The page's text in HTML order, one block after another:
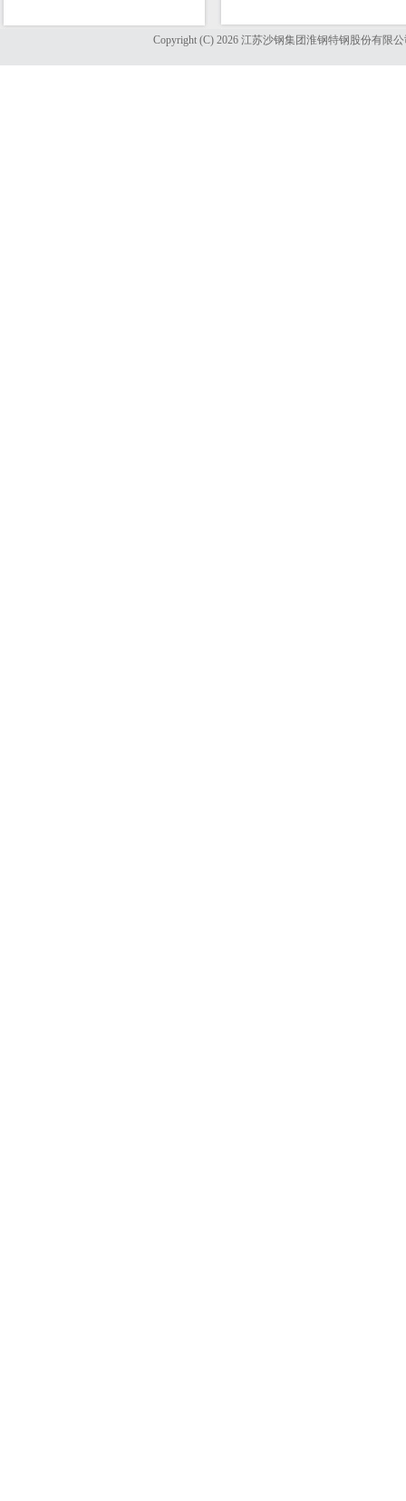
Copyright (C) 2026 江苏沙钢集团淮钢特钢股份有限